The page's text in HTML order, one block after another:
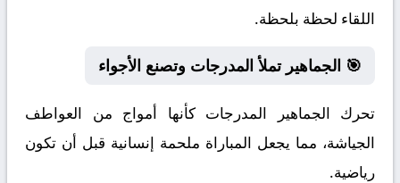
اللقاء لحظة بلحظة.
🎯 الجماهير تملأ المدرجات وتصنع الأجواء
تحرك الجماهير المدرجات كأنها أمواج من العواطف
الجياشة، مما يجعل المباراة ملحمة إنسانية قبل أن تكون
رياضية.